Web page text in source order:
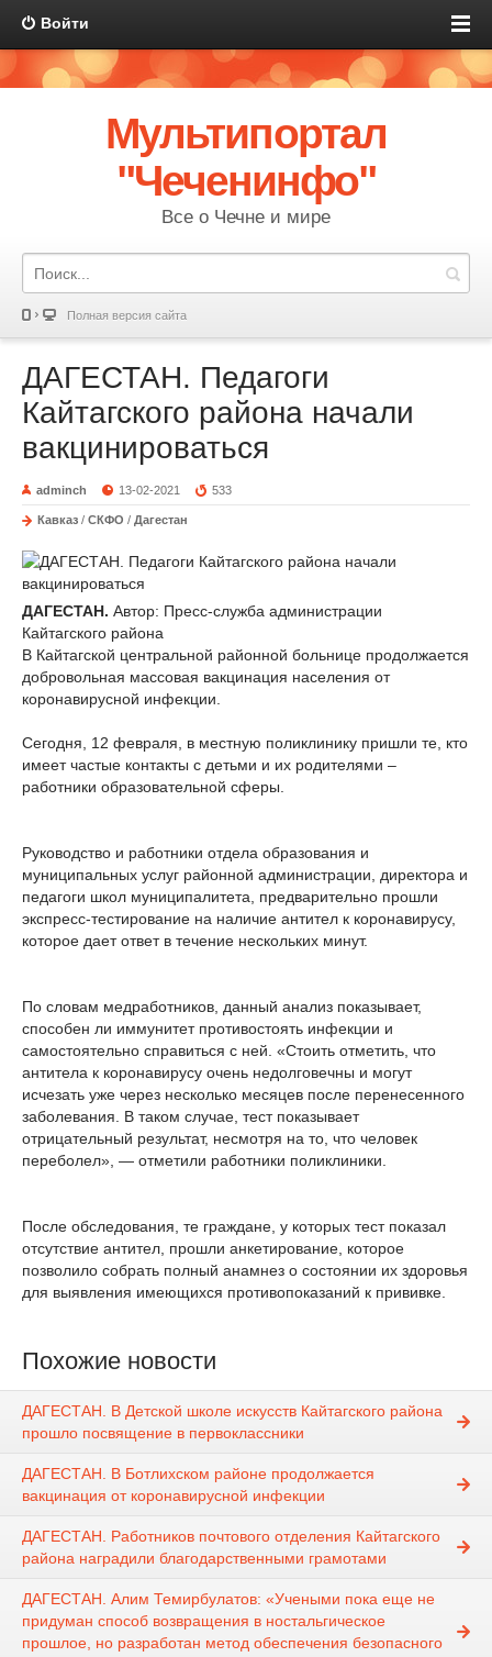
Войти
Мультипортал
"Чеченинфо"
Все о Чечне и мире
Полная версия сайта
ДАГЕСТАН. Педагоги
Кайтагского района начали
вакцинироваться
adminch 13-02-2021 533
Кавказ / СКФО / Дагестан
ДАГЕСТАН. Автор: Пресс-служба администрации
Кайтагского района
В Кайтагской центральной районной больнице продолжается
добровольная массовая вакцинация населения от
коронавирусной инфекции.
Сегодня, 12 февраля, в местную поликлинику пришли те, кто
имеет частые контакты с детьми и их родителями –
работники образовательной сферы.
Руководство и работники отдела образования и
муниципальных услуг районной администрации, директора и
педагоги школ муниципалитета, предварительно прошли
экспресс-тестирование на наличие антител к коронавирусу,
которое дает ответ в течение нескольких минут.
По словам медработников, данный анализ показывает,
способен ли иммунитет противостоять инфекции и
самостоятельно справиться с ней. «Стоить отметить, что
антитела к коронавирусу очень недолговечны и могут
исчезать уже через несколько месяцев после перенесенного
заболевания. В таком случае, тест показывает
отрицательный результат, несмотря на то, что человек
переболел», — отметили работники поликлиники.
После обследования, те граждане, у которых тест показал
отсутствие антител, прошли анкетирование, которое
позволило собрать полный анамнез о состоянии их здоровья
для выявления имеющихся противопоказаний к прививке.
Похожие новости
ДАГЕСТАН. В Детской школе искусств Кайтагского района
прошло посвящение в первоклассники
ДАГЕСТАН. В Ботлихском районе продолжается
вакцинация от коронавирусной инфекции
ДАГЕСТАН. Работников почтового отделения Кайтагского
района наградили благодарственными грамотами
ДАГЕСТАН. Алим Темирбулатов: «Учеными пока еще не
придуман способ возвращения в ностальгическое
прошлое, но разработан метод обеспечения безопасного